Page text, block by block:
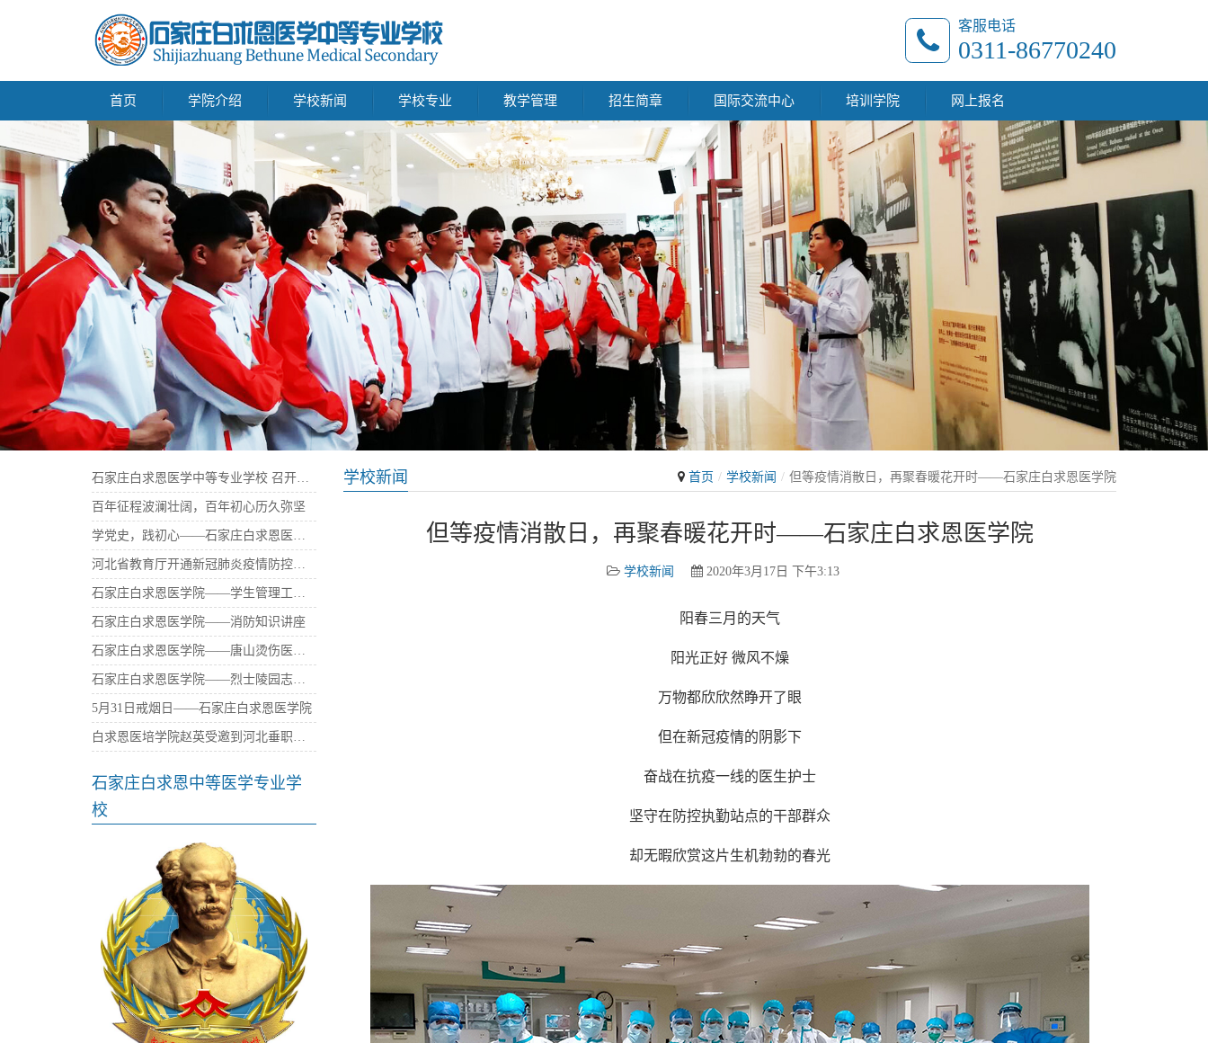
客服电话
0311-86770240
首页 学院介绍 学校新闻 学校专业 教学管理 招生简章 国际交流中心 培训学院 网上报名
首页 学校新闻 但等疫情消散日，再聚春暖花开时——石家庄白求恩医学院
学校新闻
但等疫情消散日，再聚春暖花开时——石家庄白求恩医学院
学校新闻 2020年3月17日 下午3:13
阳春三月的天气
阳光正好 微风不燥
万物都欣欣然睁开了眼
但在新冠疫情的阴影下
奋战在抗疫一线的医生护士
坚守在防控执勤站点的干部群众
却无暇欣赏这片生机勃勃的春光
百年征程波澜壮阔，百年初心历久弥坚
石家庄白求恩医学院——消防知识讲座
5月31日戒烟日——石家庄白求恩医学院
石家庄白求恩中等医学专业学
校